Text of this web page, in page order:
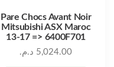
Pare Chocs Avant Noir
Mitsubishi ASX Maroc
13-17 => 6400F701
5,024.00 د.م.